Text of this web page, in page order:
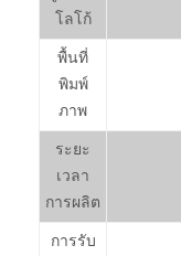
โลโก้
พื้นที่
พิมพ์
ภาพ
ระยะ
เวลา
การผลิต
การรับ